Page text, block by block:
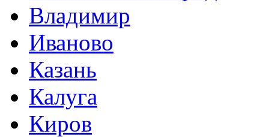
Владимир
Иваново
Казань
Калуга
Киров